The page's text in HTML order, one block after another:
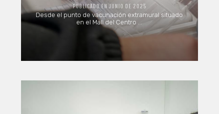
PUBLICADO EN JUNIO DE 2025
Desde el punto de vacunación extramural situado
en el Mall del Centro ...